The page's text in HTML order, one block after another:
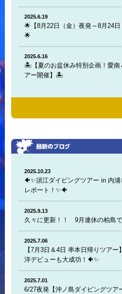
2025.6.19
🌟【8月22日（金）夜発～8月24日
🌟
2025.6.16
🏝️【夏のお盆休み特別企画！愛南
アー開催】🏝️
2025.10.23
🐠✨須江ダイビングツアー in 内浦
レポート！✨🐠
2025.9.13
久々に更新！！ 9月連休の柏島で
2025.7.06
【7月3日＆4日 串本日帰りツア
洋デビューも大成功！🐠✨
2025.7.01
6/27夜発【沖ノ島ダイビングツア